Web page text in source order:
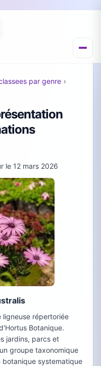
par genre ›
le 12 mars 2026
ligneuse répertoriée
Botanique.
jardins, parcs et
groupe taxonomique
systematique